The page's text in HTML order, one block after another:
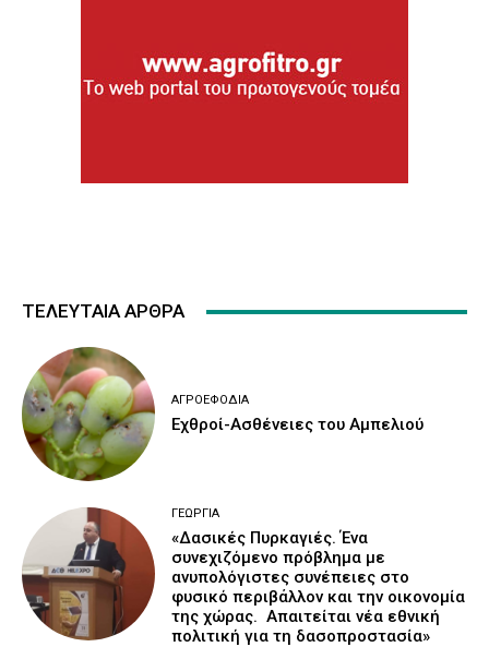
ΤΕΛΕΥΤΑΙΑ ΑΡΘΡΑ
ΑΓΡΟΕΦΌΔΙΑ
Εχθροί-Ασθένειες του Αμπελιού
ΓΕΩΡΓΊΑ
«Δασικές Πυρκαγιές. Ένα
συνεχιζόμενο πρόβλημα με
ανυπολόγιστες συνέπειες στο
φυσικό περιβάλλον και την οικονομία
της χώρας. Απαιτείται νέα εθνική
πολιτική για τη δασοπροστασία»